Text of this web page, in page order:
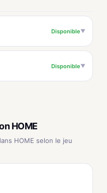
Disponible▼
Disponible▼
HOME
HOME selon le jeu